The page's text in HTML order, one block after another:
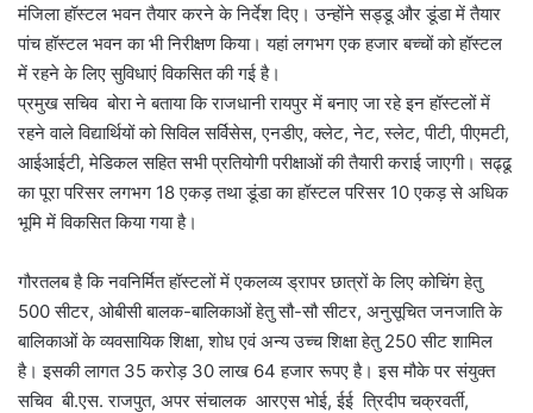
मंजिला हॉस्टल भवन तैयार करने के निर्देश दिए। उन्होंने सड्डू और डूंडा में तैयार
पांच हॉस्टल भवन का भी निरीक्षण किया। यहां लगभग एक हजार बच्चों को हॉस्टल
में रहने के लिए सुविधाएं विकसित की गई है।
प्रमुख सचिव बोरा ने बताया कि राजधानी रायपुर में बनाए जा रहे इन हॉस्टलों में
रहने वाले विद्यार्थियों को सिविल सर्विसेस, एनडीए, क्लेट, नेट, स्लेट, पीटी, पीएमटी,
आईआईटी, मेडिकल सहित सभी प्रतियोगी परीक्षाओं की तैयारी कराई जाएगी। सढ्ढू
का पूरा परिसर लगभग 18 एकड़ तथा डूंडा का हॉस्टल परिसर 10 एकड़ से अधिक
भूमि में विकसित किया गया है।
गौरतलब है कि नवनिर्मित हॉस्टलों में एकलव्य ड्रापर छात्रों के लिए कोचिंग हेतु
500 सीटर, ओबीसी बालक-बालिकाओं हेतु सौ-सौ सीटर, अनुसूचित जनजाति के
बालिकाओं के व्यवसायिक शिक्षा, शोध एवं अन्य उच्च शिक्षा हेतु 250 सीट शामिल
है। इसकी लागत 35 करोड़ 30 लाख 64 हजार रूपए है। इस मौके पर संयुक्त
सचिव बी.एस. राजपुत, अपर संचालक आरएस भोई, ईई त्रिदीप चक्रवर्ती,